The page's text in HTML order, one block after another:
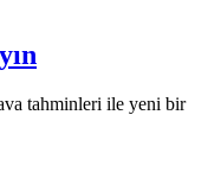
tahminleri ile yeni bir